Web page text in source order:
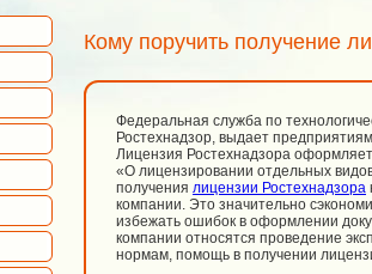
Кому поручить получение
Федеральная служба по
Ростехнадзор, выдает
Лицензия Ростехнадзора
«О лицензировании отдельных
получения лицензии Ростехнадзора
компании. Это значительно
избежать ошибок в оформлении
компании относятся проведение
нормам, помощь в получении